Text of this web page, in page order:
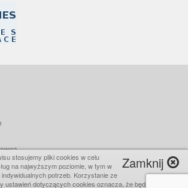
Zamknij
stosujemy pliki cookies w celu
na najwyższym poziomie, w tym w
potrzeb. Korzystanie ze
ustawień dotyczących cookies oznacza, że będą one